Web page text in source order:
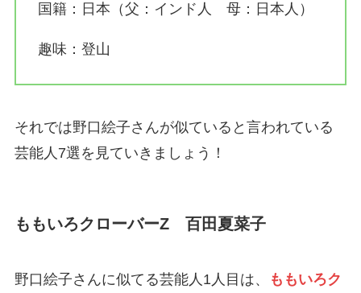
国籍：日本（父：インド人 母：日本人）
趣味：登山
それでは野口絵子さんが似ていると言われている
芸能人7選を見ていきましょう！
ももいろクローバーZ 百田夏菜子
野口絵子さんに似てる芸能人1人目は、
ももいろク